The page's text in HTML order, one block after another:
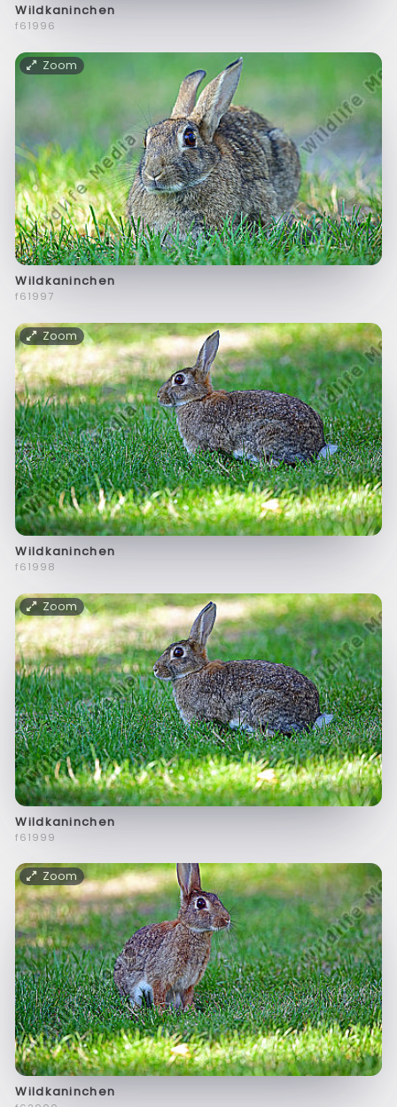
Wildkaninchen
f61996
Zoom
Wildkaninchen
f61997
Zoom
Wildkaninchen
f61998
Zoom
Wildkaninchen
f61999
Zoom
Wildkaninchen